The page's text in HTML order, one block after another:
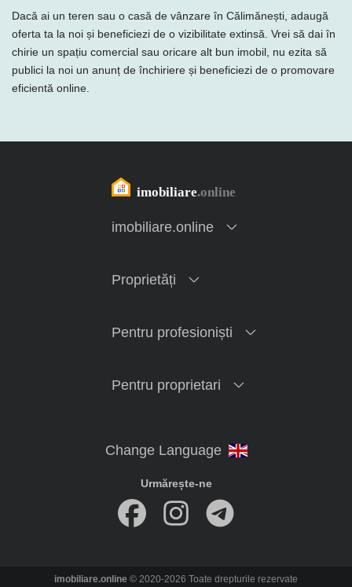
Dacă ai un teren sau o casă de vânzare în Călimănești, adaugă
oferta ta la noi și beneficiezi de o vizibilitate extinsă. Vrei să dai în
chirie un spațiu comercial sau oricare alt bun imobil, nu ezita să
publici la noi un anunț de închiriere și beneficiezi de o promovare
eficientă online.
imobiliare.online
Proprietăți
Pentru profesioniști
Pentru proprietari
Urmărește-ne
imobiliare.online © 2020-2026 Toate drepturile rezervate